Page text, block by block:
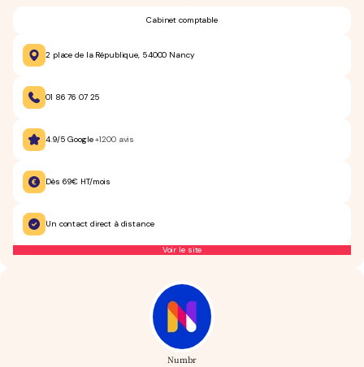
Cabinet comptable
2 place de la République, 54000 Nancy
01 86 76 07 25
4.9/5 Google+1200 avis
Dès 69€ HT/mois
Un contact direct à distance
Voir le site
Numbr